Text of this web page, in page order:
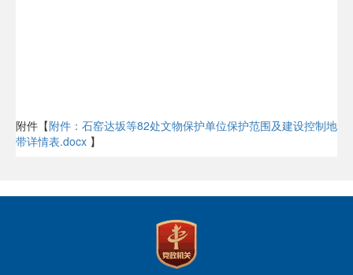
附件【附件：石窑达坂等82处文物保护单位保护范围及建设控制地
带详情表.docx 】